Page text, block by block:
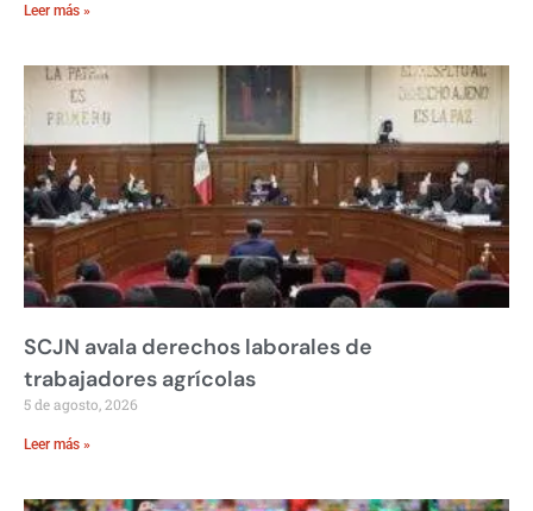
Leer más »
SCJN avala derechos laborales de
trabajadores agrícolas
5 de agosto, 2026
Leer más »